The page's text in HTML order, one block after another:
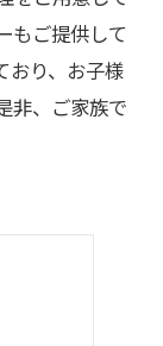
もご提供して
おり、お子様
非、ご家族で